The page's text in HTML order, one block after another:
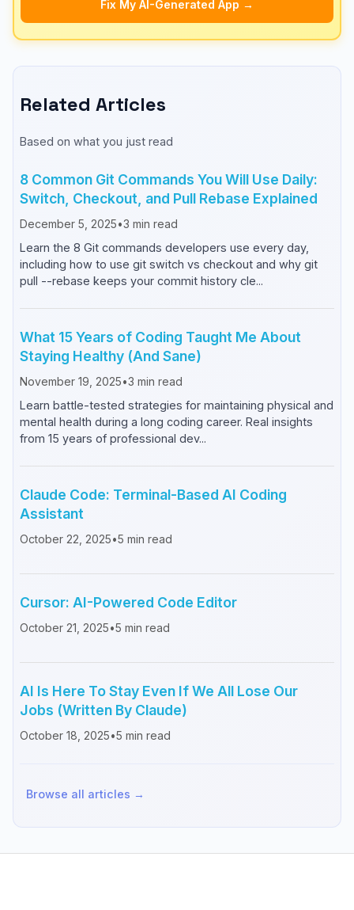
Fix My AI-Generated App →
Related Articles
Based on what you just read
8 Common Git Commands You Will Use Daily:
Switch, Checkout, and Pull Rebase Explained
December 5, 2025•3 min read
Learn the 8 Git commands developers use every day,
including how to use git switch vs checkout and why git
pull --rebase keeps your commit history cle...
What 15 Years of Coding Taught Me About
Staying Healthy (And Sane)
November 19, 2025•3 min read
Learn battle-tested strategies for maintaining physical and
mental health during a long coding career. Real insights
from 15 years of professional dev...
Claude Code: Terminal-Based AI Coding
Assistant
October 22, 2025•5 min read
Cursor: AI-Powered Code Editor
October 21, 2025•5 min read
AI Is Here To Stay Even If We All Lose Our
Jobs (Written By Claude)
October 18, 2025•5 min read
Browse all articles →